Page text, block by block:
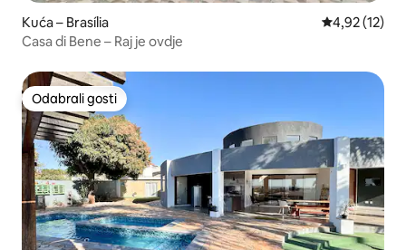
Kuća – Brasília Prosječna
4,92 (12)
Casa di Bene – Raj je ovdje
Odabrali gosti
Odabrali gosti